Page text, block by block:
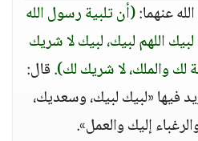
عنهما:(أن تلبية رسول الله
اللهم لبيك، لبيك لا شريك
لك والملك، لا شريك لك). قال:
فيها «لبيك لبيك، وسعديك،
إليك والعمل».